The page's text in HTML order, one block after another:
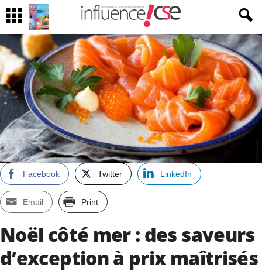
Facebook Twitter LinkedIn
Email Print
Noël côté mer : des saveurs
d’exception à prix maîtrisés